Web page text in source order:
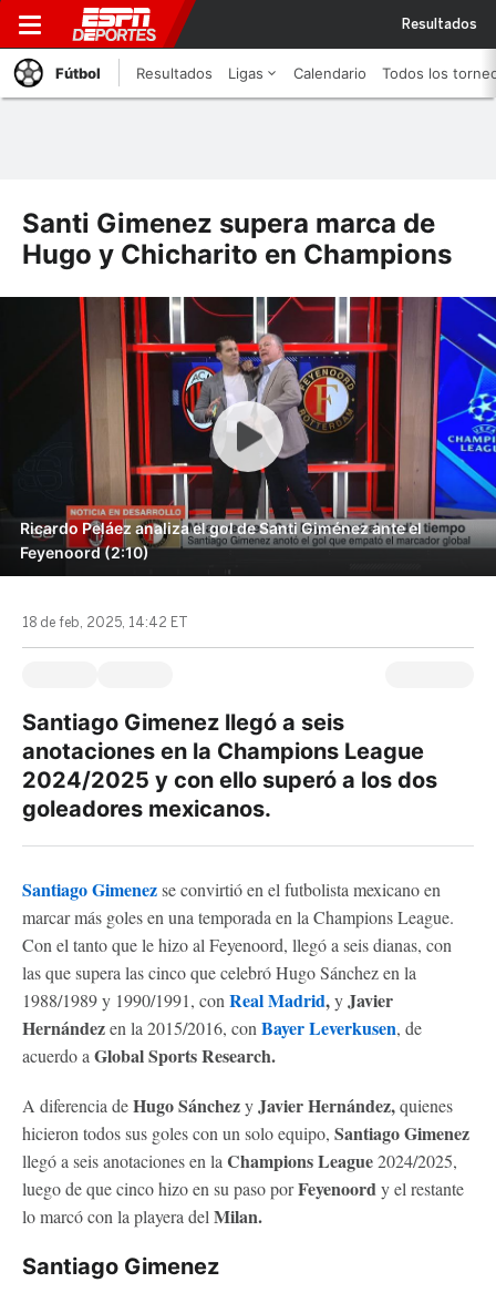
Resultados
Fútbol Resultados Ligas Calendario Todos los
Santi Gimenez supera marca de
Hugo y Chicharito en Champions
Ricardo Peláez analiza el gol de Santi Giménez ante el
Feyenoord (2:10)
18 de feb, 2025, 14:42 ET
Santiago Gimenez llegó a seis
anotaciones en la Champions League
2024/2025 y con ello superó a los dos
goleadores mexicanos.
Santiago Gimenezse convirtió en el futbolista mexicano en
marcar más goles en una temporada en la Champions League.
Con el tanto que le hizo al Feyenoord, llegó a seis dianas, con
las que supera las cinco que celebró Hugo Sánchez en la
1988/1989 y 1990/1991, con Real Madrid,yJavier
Hernándezen la 2015/2016, con Bayer Leverkusen, de
acuerdo a Global Sports Research.
A diferencia deHugo SánchezyJavier Hernández,quienes
hicieron todos sus goles con un solo equipo, Santiago Gimenez
llegó a seis anotaciones en la Champions League2024/2025,
luego de que cinco hizo en su paso porFeyenoordy el restante
lo marcó con la playera del Milan.
Santiago Gimenez